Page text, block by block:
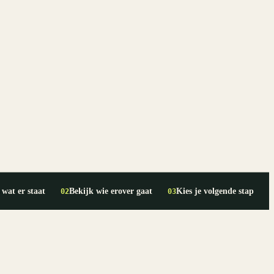
wat er staat 02Bekijk wie erover gaat 03Kies je volgende stap